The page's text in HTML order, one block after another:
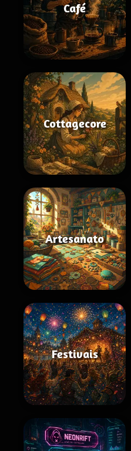
Café
Cottagecore
Artesanato
Festivais